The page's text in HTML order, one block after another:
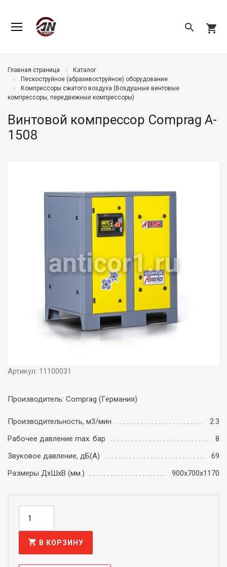
search shopping_cart
Главная страница
Каталог
Пескоструйное (абразивоструйное) оборудование
Компрессоры сжатого воздуха (Воздушные винтовые
компрессоры, передвижные компрессоры)
Винтовой компрессор Comprag A-
1508
Артикул: 11100031
Производитель: Comprag (Германия)
Производительность, м3/мин
2.3
Рабочее давление max. бар
8
Звуковое давление, дБ(А)
69
Размеры ДхШхВ (мм.)
900х700х1170
shopping_cart В КОРЗИНУ